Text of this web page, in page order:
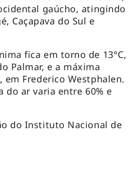
gaúcho, atingindo
Caçapava do Sul e
fica em torno de 13°C,
Palmar, e a máxima
em Frederico Westphalen.
do ar varia entre 60% e
do Instituto Nacional de